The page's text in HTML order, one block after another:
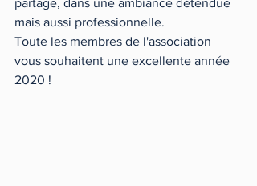
partage, dans une ambiance détendue
mais aussi professionnelle.
Toute les membres de l'association
vous souhaitent une excellente année
2020 !